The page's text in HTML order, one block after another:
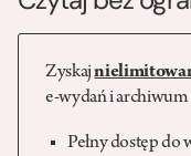
Zyskaj
e-wydań i archiwum
Pełny dostęp do